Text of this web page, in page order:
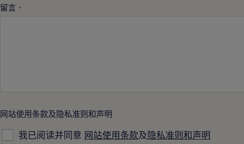
留言 *
网站使用条款及隐私准则和声明
我已阅读并同意 网站使用条款及隐私准则和声明